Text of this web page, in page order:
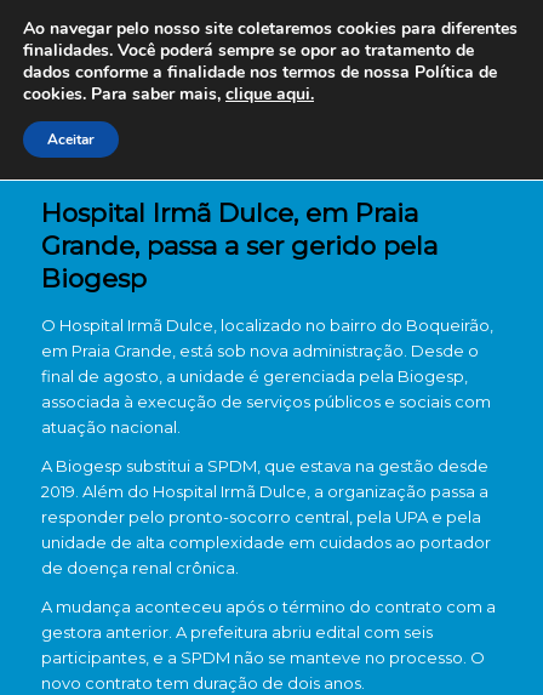
Hospital Irmã Dulce, em Praia
Grande, passa a ser gerido pela
Biogesp
O Hospital Irmã Dulce, localizado no bairro do Boqueirão,
em Praia Grande, está sob nova administração. Desde o
final de agosto, a unidade é gerenciada pela Biogesp,
associada à execução de serviços públicos e sociais com
atuação nacional.
A Biogesp substitui a SPDM, que estava na gestão desde
2019. Além do Hospital Irmã Dulce, a organização passa a
responder pelo pronto-socorro central, pela UPA e pela
unidade de alta complexidade em cuidados ao portador
de doença renal crônica.
A mudança aconteceu após o término do contrato com a
gestora anterior. A prefeitura abriu edital com seis
participantes, e a SPDM não se manteve no processo. O
novo contrato tem duração de dois anos.
Ao navegar pelo nosso site coletaremos cookies para diferentes
finalidades. Você poderá sempre se opor ao tratamento de
dados conforme a finalidade nos termos de nossa Política de
cookies. Para saber mais, clique aqui.
Aceitar